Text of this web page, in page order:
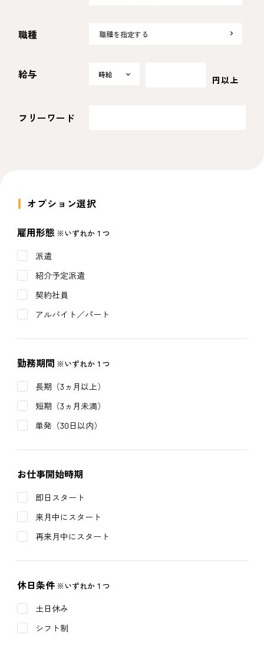
職種 職種を指定する
給与 時給
時給
円以上
フリーワード
オプション選択
雇用形態 ※いずれか１つ
派遣
紹介予定派遣
契約社員
アルバイト／パート
勤務期間 ※いずれか１つ
長期（3ヵ月以上）
短期（3ヵ月未満）
単発（30日以内）
お仕事開始時期
即日スタート
来月中にスタート
再来月中にスタート
休日条件 ※いずれか１つ
土日休み
シフト制